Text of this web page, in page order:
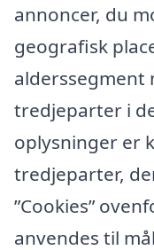
annoncer, du
geografisk
alderssegment
tredjeparter i
oplysninger er
tredjeparter,
”Cookies”
anvendes til